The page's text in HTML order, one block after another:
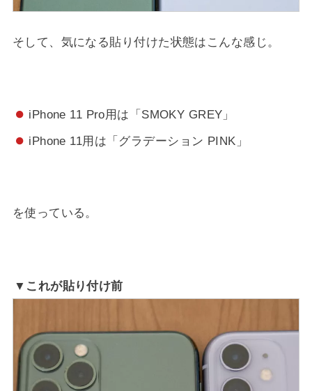
そして、気になる貼り付けた状態はこんな感じ。
iPhone 11 Pro用は「SMOKY GREY」
iPhone 11用は「グラデーション PINK」
を使っている。
▼これが貼り付け前